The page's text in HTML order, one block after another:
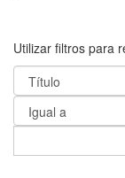
Utilizar filtros para